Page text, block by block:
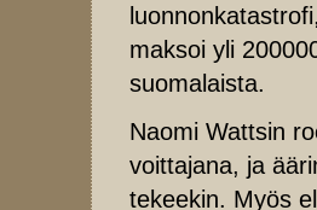
maksoi yli
suomalaista.
Naomi Wattsin
voittajana, ja
tekeekin. Myös